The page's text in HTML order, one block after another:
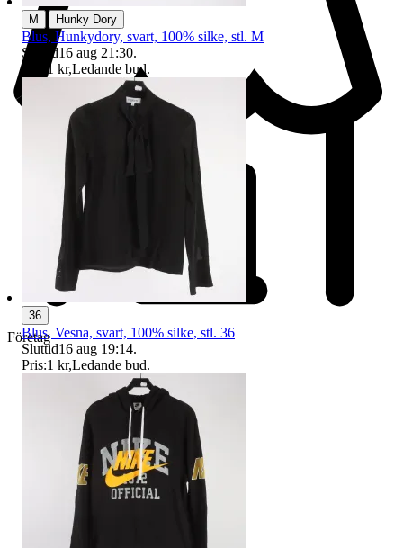
Företag
M Hunky Dory
Blus, Hunkydory, svart, 100% silke, stl. M
Sluttid16 aug 21:30.
1 kr,Ledande bud.
36
Blus, Vesna, svart, 100% silke, stl. 36
Sluttid16 aug 19:14.
Pris:1 kr,Ledande bud.